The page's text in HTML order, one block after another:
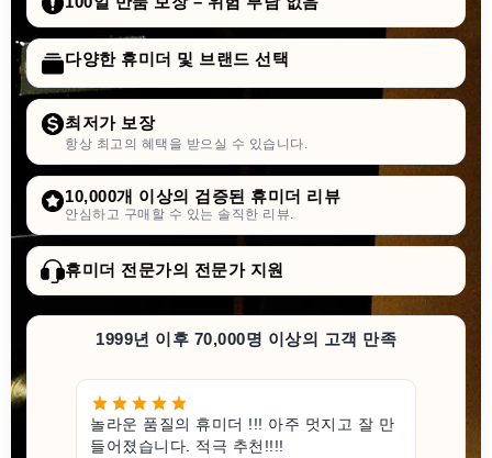
다양한 휴미더 및 브랜드 선택
최저가 보장
항상 최고의 혜택을 받으실 수 있습니다.
10,000개 이상의 검증된 휴미더 리뷰
안심하고 구매할 수 있는 솔직한 리뷰.
휴미더 전문가의 전문가 지원
1999년 이후 70,000명 이상의 고객 만족
놀라운 품질의 휴미더 !!! 아주 멋지고 잘 만
들어졌습니다. 적극 추천!!!!